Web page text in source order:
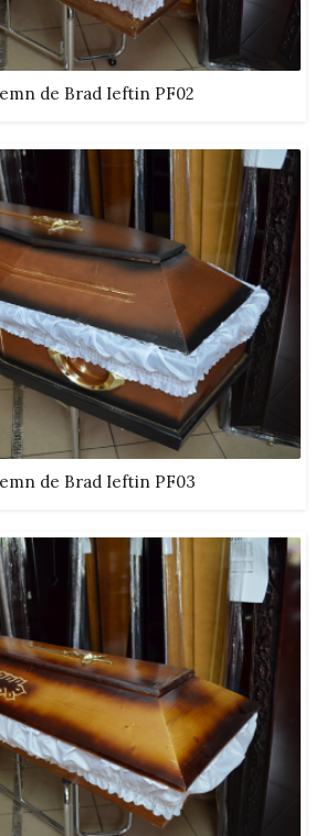
de Brad Ieftin PF02
de Brad Ieftin PF03